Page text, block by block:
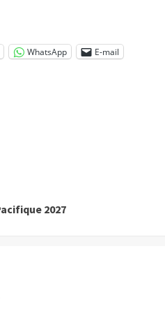
WhatsApp E-mail
2027